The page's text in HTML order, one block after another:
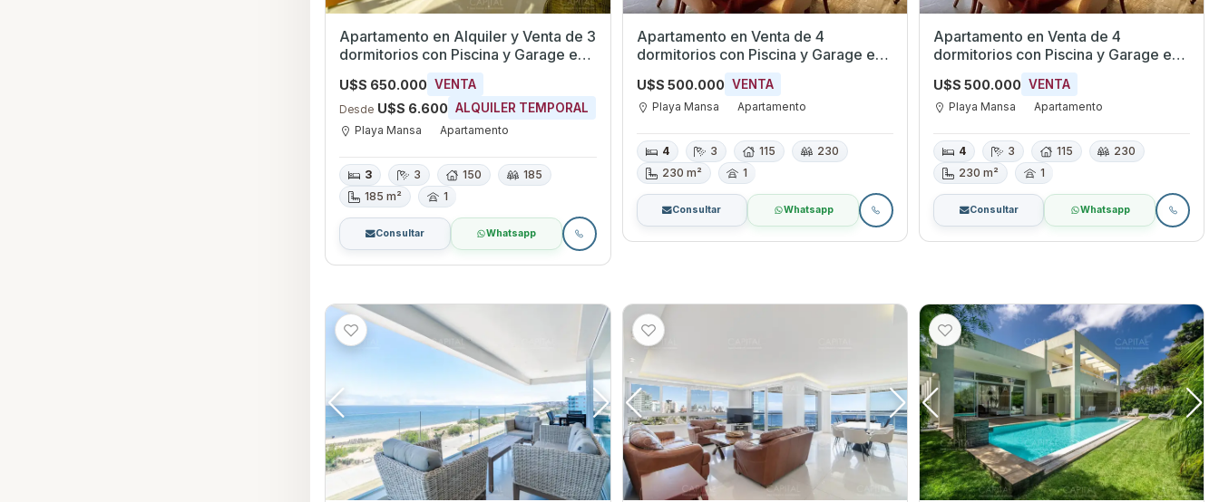
Apartamento en Alquiler y Venta de 3
dormitorios con Piscina y Garage en
Playa Mansa, Maldonado
U$S 650.000 VENTA
Desde U$S 6.600 ALQUILER TEMPORAL
Playa Mansa Apartamento
3 3 150
185
185 m²
1
Consultar Whatsapp
Apartamento en Venta de 4
dormitorios con Piscina y Garage en
Playa Mansa, Maldonado
U$S 500.000 VENTA
Playa Mansa Apartamento
4 3 115
230
230 m²
1
Consultar Whatsapp
Apartamento en Venta de 4
dormitorios con Piscina y Garage en
Playa Mansa, Maldonado
U$S 500.000 VENTA
Playa Mansa Apartamento
4 3 115
230
230 m²
1
Consultar Whatsapp